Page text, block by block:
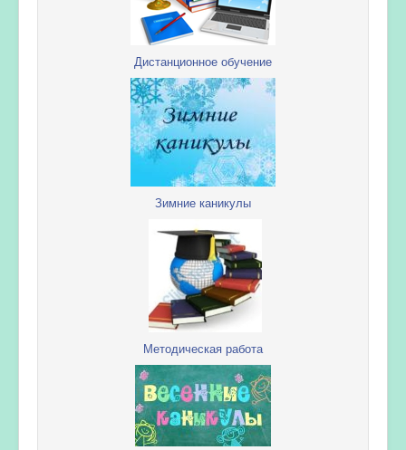
Дистанционное обучение
Зимние каникулы
Методическая работа